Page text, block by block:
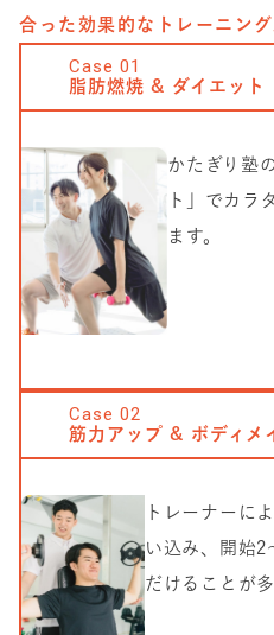
合った効果的なトレーニン
Case01
脂肪燃焼 & ダイエット
かたぎり塾
ト」でカラ
ます。
Case02
筋力アップ & ボディメ
トレーナーに
い込み、開始2
だけることが多